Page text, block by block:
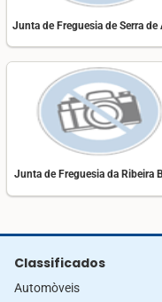
Junta de Freguesia de Serra de
Junta de Freguesia da Ribeira
Classificados
Automòveis